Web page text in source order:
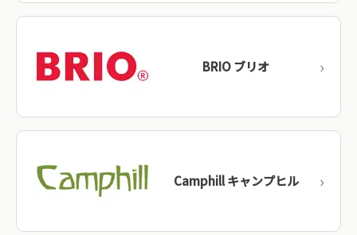
BRIO ブリオ
Camphill キャンプヒル